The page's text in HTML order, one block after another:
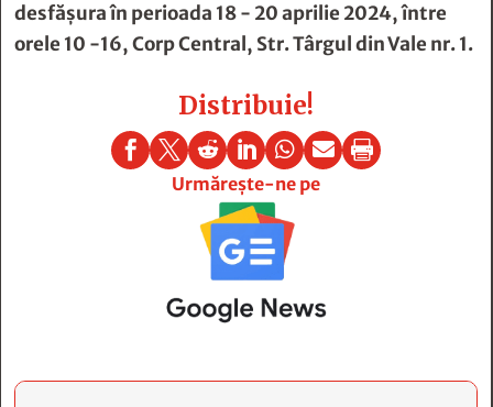
desfășura în perioada 18 - 20 aprilie 2024, între
orele 10 -16, Corp Central, Str. Târgul din Vale nr. 1.
Distribuie!
     

Urmărește-ne pe